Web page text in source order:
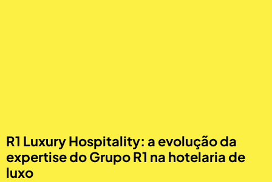
R1 Luxury Hospitality: a evolução da
expertise do Grupo R1 na hotelaria de
luxo